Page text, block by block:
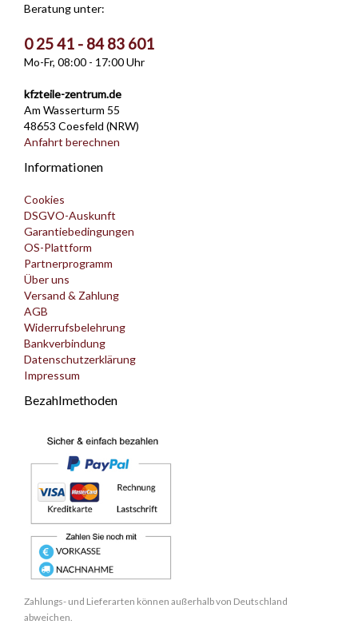
Beratung unter:
0 25 41 - 84 83 601
Mo-Fr, 08:00 - 17:00 Uhr
kfzteile-zentrum.de
Am Wasserturm 55
48653 Coesfeld (NRW)
Anfahrt berechnen
Informationen
Cookies
DSGVO-Auskunft
Garantiebedingungen
OS-Plattform
Partnerprogramm
Über uns
Versand & Zahlung
AGB
Widerrufsbelehrung
Bankverbindung
Datenschutzerklärung
Impressum
Bezahlmethoden
Zahlungs- und Lieferarten können außerhalb von Deutschland
abweichen.